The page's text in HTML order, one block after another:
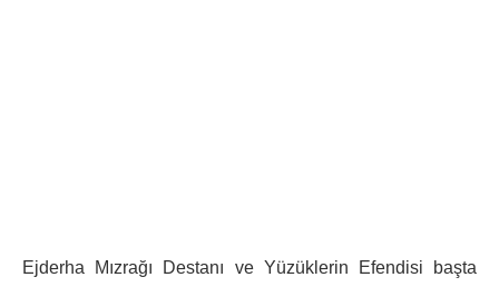
Ejderha Mızrağı Destanı ve Yüzüklerin Efendisi başta